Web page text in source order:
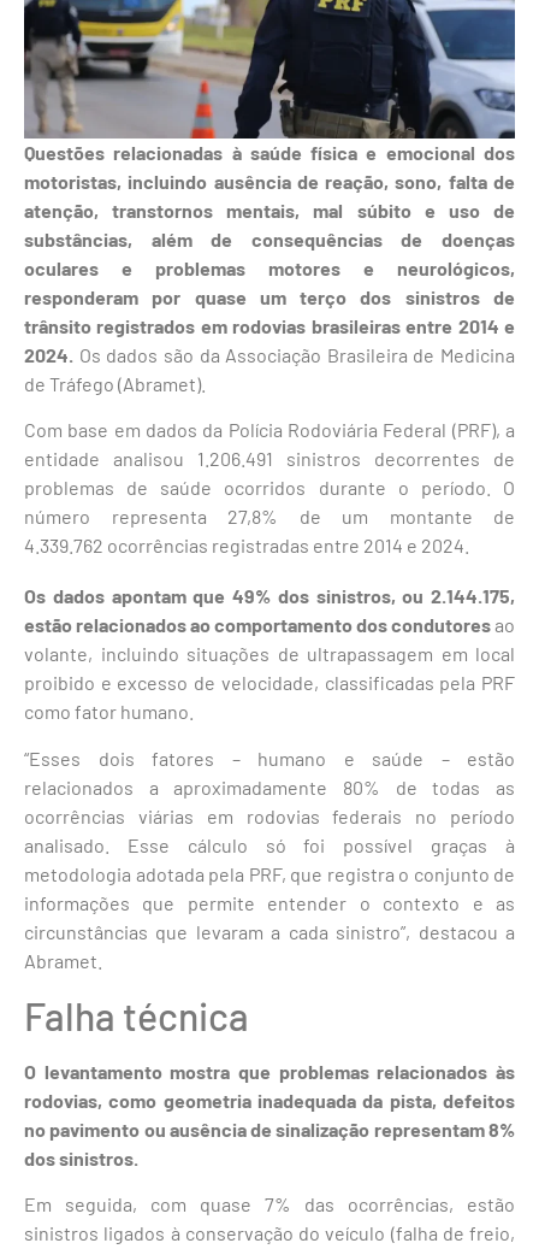
Questões relacionadas à saúde física e emocional dos
motoristas, incluindo ausência de reação, sono, falta de
atenção, transtornos mentais, mal súbito e uso de
substâncias, além de consequências de doenças
oculares e problemas motores e neurológicos,
responderam por quase um terço dos sinistros de
trânsito registrados em rodovias brasileiras entre 2014 e
2024. Os dados são da Associação Brasileira de Medicina
de Tráfego (Abramet).
Com base em dados da Polícia Rodoviária Federal (PRF), a
entidade analisou 1.206.491 sinistros decorrentes de
problemas de saúde ocorridos durante o período. O
número representa 27,8% de um montante de
4.339.762 ocorrências registradas entre 2014 e 2024.
Os dados apontam que 49% dos sinistros, ou 2.144.175,
estão relacionados ao comportamento dos condutoresao
volante, incluindo situações de ultrapassagem em local
proibido e excesso de velocidade, classificadas pela PRF
como fator humano.
“Esses dois fatores – humano e saúde – estão
relacionados a aproximadamente 80% de todas as
ocorrências viárias em rodovias federais no período
analisado. Esse cálculo só foi possível graças à
metodologia adotada pela PRF, que registra o conjunto de
informações que permite entender o contexto e as
circunstâncias que levaram a cada sinistro”, destacou a
Abramet.
Falha técnica
O levantamento mostra que problemas relacionados às
rodovias, como geometria inadequada da pista, defeitos
no pavimento ou ausência de sinalização representam 8%
dos sinistros.
Em seguida, com quase 7% das ocorrências, estão
sinistros ligados à conservação do veículo (falha de freio,